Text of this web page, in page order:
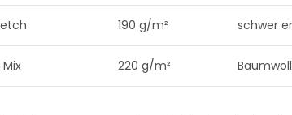
190 g/m² schwer
220 g/m²